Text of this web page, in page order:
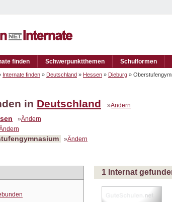
finden Schwerpunktthemen Schulformen
Internate finden » Deutschland » Hessen » Dieburg »
in Deutschland »Ändern
»Ändern
»Ändern
1 Internat